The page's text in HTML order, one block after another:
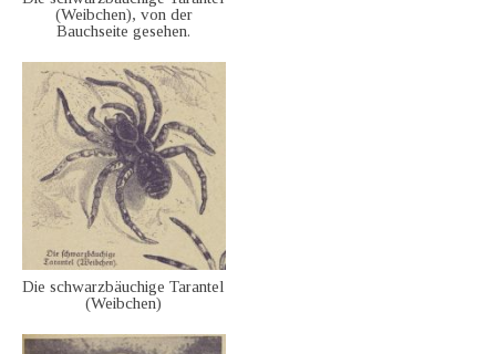
(Weibchen), von der
Bauchseite gesehen.
Die schwarzbäuchige Tarantel
(Weibchen)